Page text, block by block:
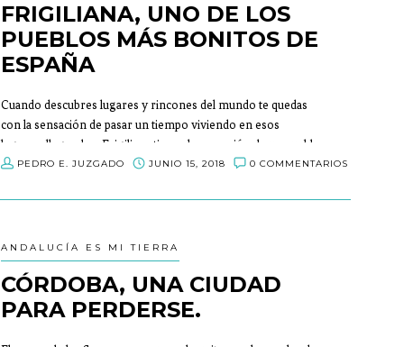
FRIGILIANA, UNO DE LOS
PUEBLOS MÁS BONITOS DE
ESPAÑA
Cuando descubres lugares y rincones del mundo te quedas
con la sensación de pasar un tiempo viviendo en esos
lugares, llegando a Frigiliana tienes la sensación de un pueblo
en el que todo lo que te rodea es antiguo pero a la vez nuevo,
como indica el cartel en su entrada.
PEDRO E. JUZGADO JUNIO 15, 2018 0 COMMENTARIOS
ANDALUCÍA ES MI TIERRA
CÓRDOBA, UNA CIUDAD
PARA PERDERSE.